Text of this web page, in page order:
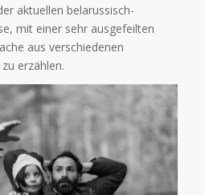
aktuellen belarussisch-
mit einer sehr ausgefeilten
aus verschiedenen
erzählen.